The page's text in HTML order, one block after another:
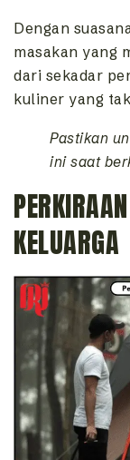
Dengan
masakan yang
dari sekadar
kuliner yang
Pastikan
ini saat
KELUARGA